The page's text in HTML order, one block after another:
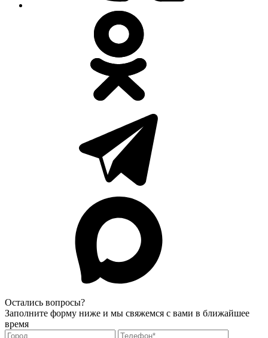
Остались вопросы?
Заполните форму ниже и мы свяжемся с вами в ближайшее
время